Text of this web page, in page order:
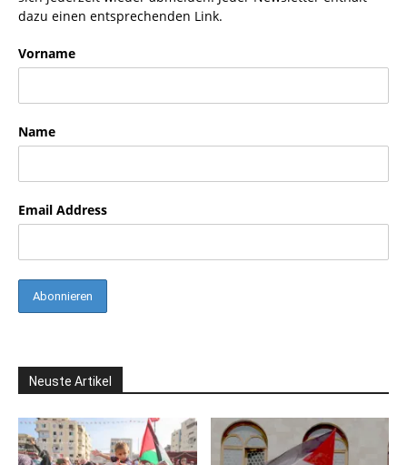
dazu einen entsprechenden Link.
Vorname
Name
Email Address
Neuste Artikel